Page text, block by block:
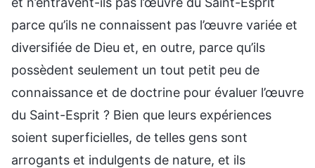
parce qu’ils ne connaissent pas l’œuvre variée et
diversifiée de Dieu et, en outre, parce qu’ils
possèdent seulement un tout petit peu de
connaissance et de doctrine pour évaluer l’œuvre
du Saint-Esprit ? Bien que leurs expériences
soient superficielles, de telles gens sont
arrogants et indulgents de nature, et ils